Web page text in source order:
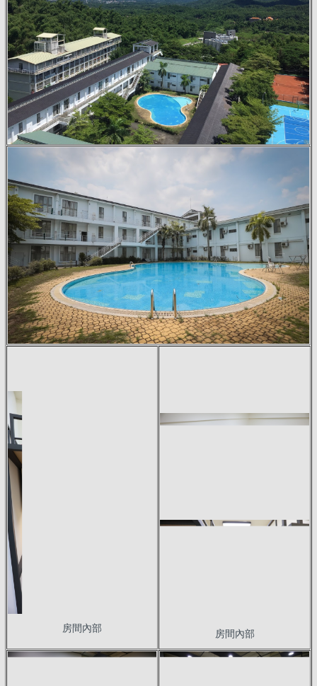
房間內部 房間內部